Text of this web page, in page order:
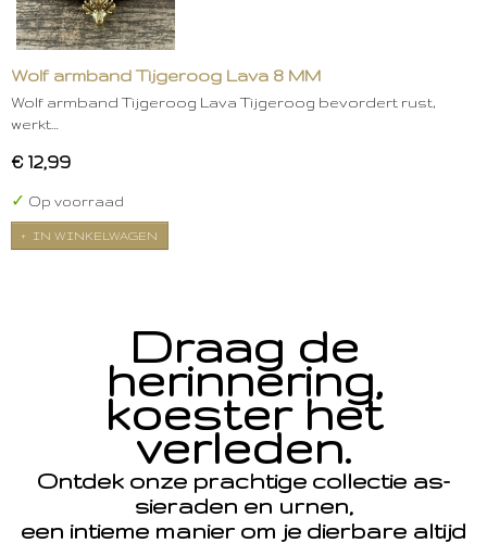
Wolf armband Tijgeroog Lava 8 MM
Wolf armband Tijgeroog Lava Tijgeroog bevordert rust,
werkt…
€ 12,99
✓ Op voorraad
IN WINKELWAGEN
Draag de
herinnering,
koester het
verleden.
Ontdek onze prachtige collectie as-
sieraden en urnen,
een intieme manier om je dierbare altijd